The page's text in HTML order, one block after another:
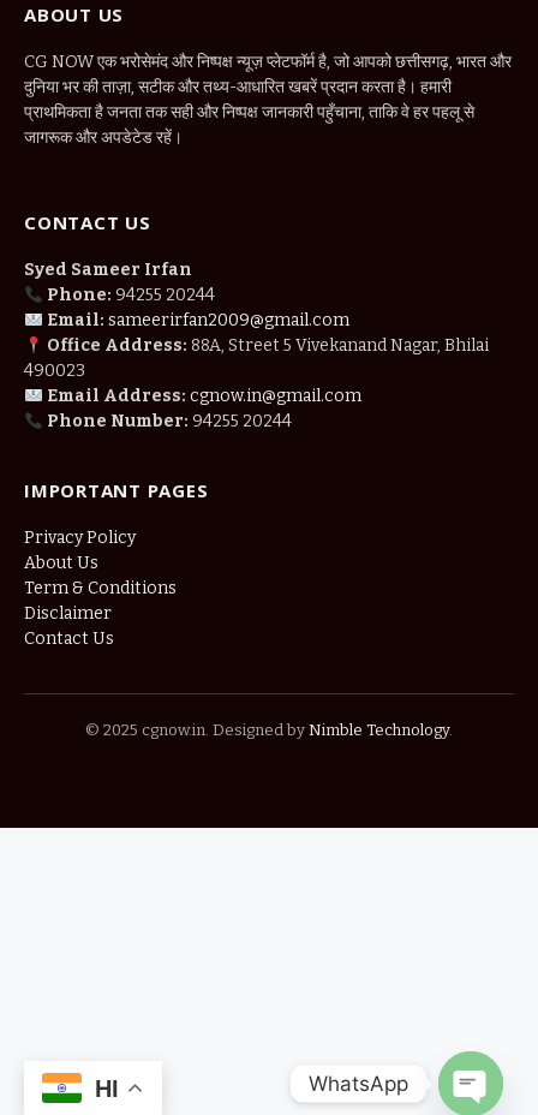
ABOUT US
CG NOW एक भरोसेमंद और निष्पक्ष न्यूज़ प्लेटफॉर्म है, जो आपको छत्तीसगढ़, भारत और
दुनिया भर की ताज़ा, सटीक और तथ्य-आधारित खबरें प्रदान करता है। हमारी
प्राथमिकता है जनता तक सही और निष्पक्ष जानकारी पहुँचाना, ताकि वे हर पहलू से
जागरूक और अपडेटेड रहें।
CONTACT US
Syed Sameer Irfan
Phone: 94255 20244
Email: sameerirfan2009@gmail.com
Office Address: 88A, Street 5 Vivekanand Nagar, Bhilai
490023
Email Address: cgnow.in@gmail.com
Phone Number: 94255 20244
IMPORTANT PAGES
Privacy Policy
About Us
Term & Conditions
Disclaimer
Contact Us
© 2025 cgnow.in. Designed by Nimble Technology.
HI WhatsApp